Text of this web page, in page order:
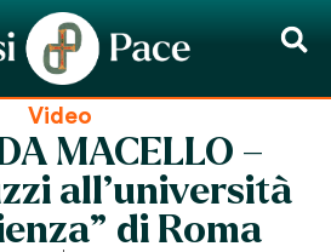
Video
MACELLO –
all’università
di Roma